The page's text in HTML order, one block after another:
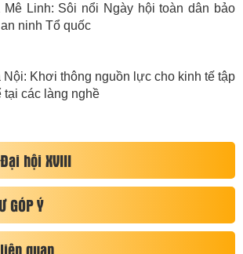
Mê Linh: Sôi nổi Ngày hội toàn dân bảo
ninh Tổ quốc
Nội: Khơi thông nguồn lực cho kinh tế tập
tại các làng nghề
hội XVIII
GÓP Ý
quan